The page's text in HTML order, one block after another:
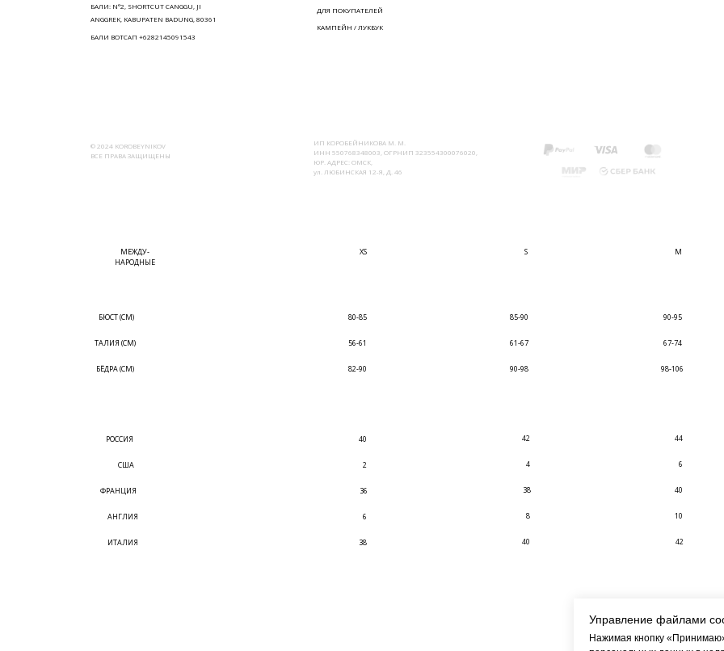
ДЛЯ ПОКУПАТЕЛЕЙ
© 2024 KOROBEYNIKOV
ВСЕ ПРАВА ЗАЩИЩЕНЫ
ИП КОРОБЕЙНИКОВА М. М.
ИНН 550768348003, ОГРНИП 323554300076020,
ЮР. АДРЕС: ОМСК,
ул. ЛЮБИНСКАЯ 12-Я, Д. 46
КАМПЕЙН / ЛУКБУК
БАЛИ: N°2, SHORTCUT CANGGU, JI
ANGGREK, KABUPATEN BADUNG, 80361
БАЛИ ВОТСАП +6282145091543
МЕЖДУ-
НАРОДНЫЕ
XS S M
БЮСТ (СМ)
ТАЛИЯ (СМ)
БЁДРА (СМ)
80-85
56-61
82-90
85-90
61-67
90-98
90-95
67-74
98-106
РОССИЯ
США
ФРАНЦИЯ
АНГЛИЯ
ИТАЛИЯ
40
2
36
6
38
42
4
38
8
40
44
6
40
10
42
Управление файлами
Нажимая кнопку